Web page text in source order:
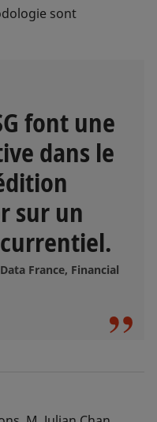
sont
font une
dans le
sur un
France, Financial